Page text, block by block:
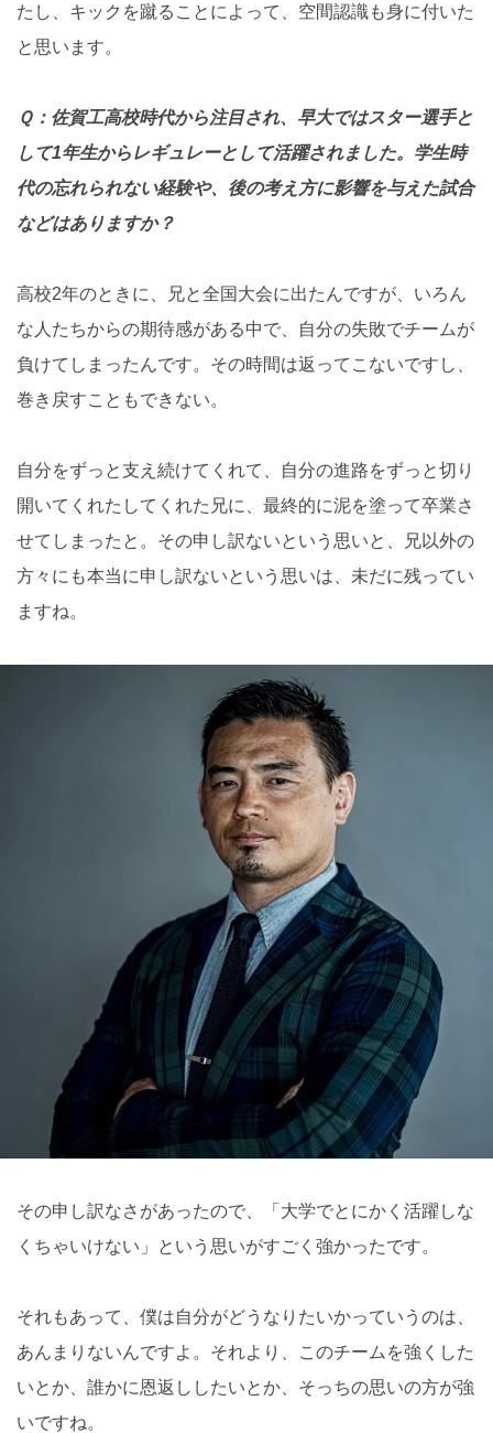
たし、キックを蹴ることによって、空間認識も身に付いた
と思います。
Ｑ：佐賀工高校時代から注目され、早大ではスター選手と
して1年生からレギュレーとして活躍されました。学生時
代の忘れられない経験や、後の考え方に影響を与えた試合
などはありますか？
高校2年のときに、兄と全国大会に出たんですが、いろん
な人たちからの期待感がある中で、自分の失敗でチームが
負けてしまったんです。その時間は返ってこないですし、
巻き戻すこともできない。
自分をずっと支え続けてくれて、自分の進路をずっと切り
開いてくれたしてくれた兄に、最終的に泥を塗って卒業さ
せてしまったと。その申し訳ないという思いと、兄以外の
方々にも本当に申し訳ないという思いは、未だに残ってい
ますね。
その申し訳なさがあったので、「大学でとにかく活躍しな
くちゃいけない」という思いがすごく強かったです。
それもあって、僕は自分がどうなりたいかっていうのは、
あんまりないんですよ。それより、このチームを強くした
いとか、誰かに恩返ししたいとか、そっちの思いの方が強
いですね。